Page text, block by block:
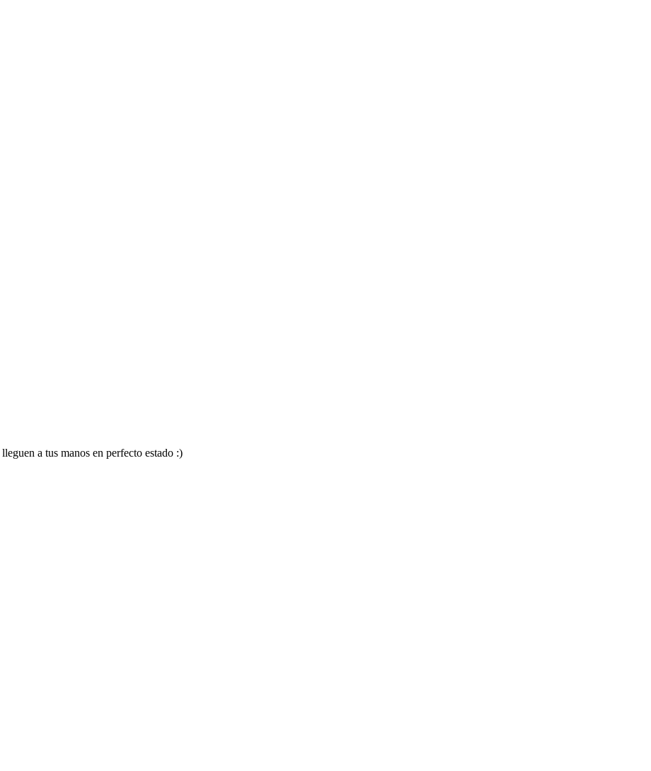
a tus manos en perfecto estado :)